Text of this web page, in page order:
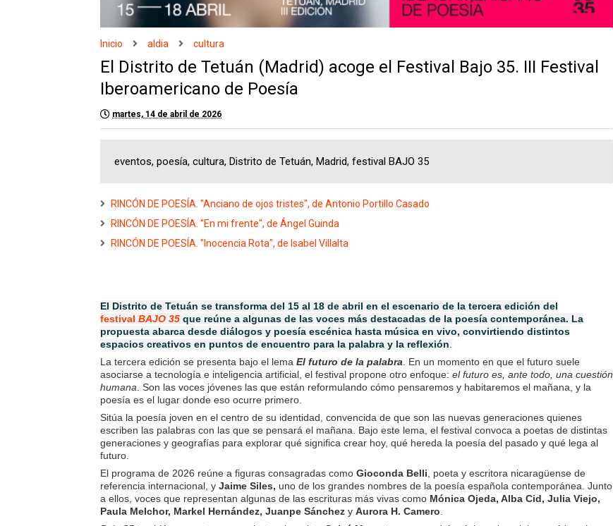
Inicio aldia cultura
El Distrito de Tetuán (Madrid) acoge el Festival Bajo 35. III Festival
Iberoamericano de Poesía
martes, 14 de abril de 2026
eventos, poesía, cultura, Distrito de Tetuán, Madrid, festival BAJO 35
RINCÓN DE POESÍA. "Anciano de ojos tristes", de Antonio Portillo Casado
RINCÓN DE POESÍA. "En mi frente", de Ángel Guinda
RINCÓN DE POESÍA. "Inocencia Rota", de Isabel Villalta
El Distrito de Tetuán se transforma del 15 al 18 de abril en el escenario de la tercera edición del
festival BAJO 35 que reúne a algunas de las voces más destacadas de la poesía contemporánea. La
propuesta abarca desde diálogos y poesía escénica hasta música en vivo, convirtiendo distintos
espacios creativos en puntos de encuentro para la palabra y la reflexión
La tercera edición se presenta bajo el lema El futuro de la palabra . En un momento en que el futuro suele
asociarse a tecnología e inteligencia artificial, el festival propone otro enfoque: el futuro es, ante todo, una cuestión
humana . Son las voces jóvenes las que están reformulando cómo pensaremos y habitaremos el mañana, y la
poesía es el lugar donde eso ocurre primero.
Sitúa la poesía joven en el centro de su identidad, convencida de que son las nuevas generaciones quienes
escriben las palabras con las que se pensará el mañana. Bajo este lema, el festival convoca a poetas de distintas
generaciones y geografías para explorar qué significa crear hoy, qué hereda la poesía del pasado y qué lega al
futuro.
El programa de 2026 reúne a figuras consagradas como Gioconda Belli , poeta y escritora nicaragüense de
referencia internacional, y Jaime Siles, uno de los grandes nombres de la poesía española contemporánea. Junto
a ellos, voces que representan algunas de las escrituras más vivas como Mónica Ojeda, Alba Cid, Julia Viejo,
Paula Melchor, Markel Hernández, Juanpe Sánchez y Aurora H. Camero